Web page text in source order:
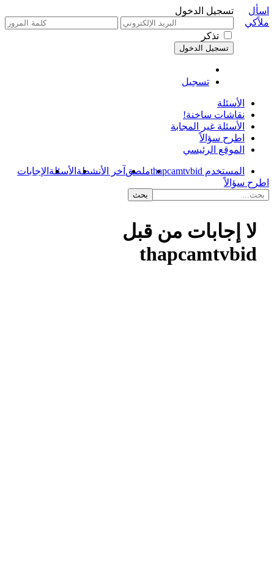
تسجيل الدخول
تذكر
تسجيل
اسأل
ملاًكي
الأسئلة
نقاشات ساخنة!
الأسئلة غير المجابة
اطرح سؤالاً
الموقع الرئيسي
المستخدم thapcamtvbid ملصق آخر الأنشطة الأسئلة الإجابات
اطرح سؤالاً
لا إجابات من قبل
thapcamtvbid